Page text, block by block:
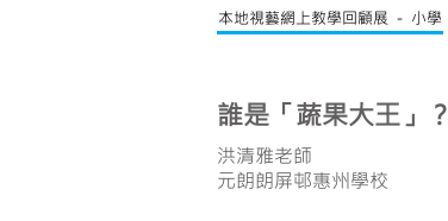
本地視藝網上教學回顧展 － 小學
誰是「蔬果大王」？
洪清雅老師
元朗朗屏邨惠州學校